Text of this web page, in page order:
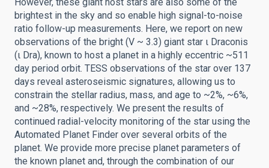
brightest in the sky and so enable high signal-to-noise
ratio follow-up measurements. Here, we report on new
observations of the bright (V ~ 3.3) giant star ι Draconis
(ι Dra), known to host a planet in a highly eccentric ~511
day period orbit. TESS observations of the star over 137
days reveal asteroseismic signatures, allowing us to
constrain the stellar radius, mass, and age to ~2%, ~6%,
and ~28%, respectively. We present the results of
continued radial-velocity monitoring of the star using the
Automated Planet Finder over several orbits of the
planet. We provide more precise planet parameters of
the known planet and, through the combination of our